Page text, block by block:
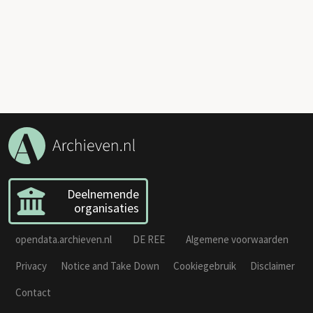
Deelnemende
organisaties
opendata.archieven.nl DE REE
Algemene voorwaarden
Privacy
Notice and Take Down Cookiegebruik
Disclaimer
Contact